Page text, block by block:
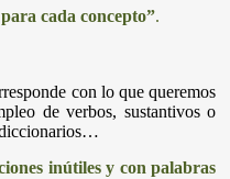
cada concepto”.
con lo que queremos
de verbos, sustantivos o
diccionarios…
inútiles y con palabras